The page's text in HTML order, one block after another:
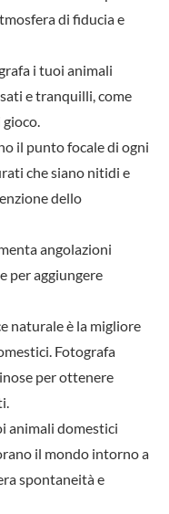
di fiducia e
i tuoi animali
e tranquilli, come
gioco.
il punto focale di ogni
che siano nitidi e
dello
angolazioni
per aggiungere
naturale è la migliore
Fotografa
per ottenere
animali domestici
il mondo intorno a
spontaneità e